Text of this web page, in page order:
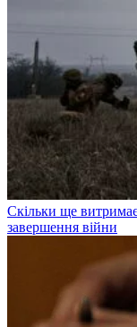
Скільки ще
завершення війни